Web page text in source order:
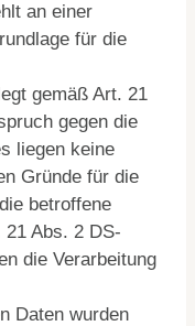
an einer
für die
gemäß Art. 21
gegen die
liegen keine
Gründe für die
betroffene
Abs. 2 DS-
die Verarbeitung
Daten wurden